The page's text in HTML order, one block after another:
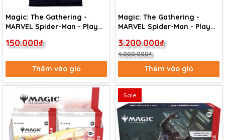
Magic: The Gathering -
MARVEL Spider-Man - Play
150.000₫
Thêm vào giỏ
Magic: The Gathering -
MARVEL Spider-Man - Play
3.200.000₫
4.000.000₫
Thêm vào giỏ
Sale